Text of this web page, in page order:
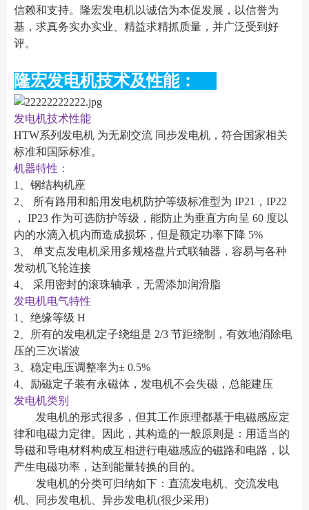
信赖和支持。隆宏发电机以诚信为本促发展，以信誉为
基，求真务实办实业、精益求精抓质量，并广泛受到好
评。
隆宏发电机技术及性能：
发电机技术性能
HTW系列发电机 为无刷交流 同步发电机，符合国家相关
标准和国际标准。
机器特性：
1、钢结构机座
2、 所有路用和船用发电机防护等级标准型为 IP21，IP22
， IP23 作为可选防护等级，能防止为垂直方向呈 60 度以
内的水滴入机内而造成损坏，但是额定功率下降 5%
3、 单支点发电机采用多规格盘片式联轴器，容易与各种
发动机飞轮连接
4、 采用密封的滚珠轴承，无需添加润滑脂
发电机电气特性
1、绝缘等级 H
2、所有的发电机定子绕组是 2/3 节距绕制，有效地消除电
压的三次谐波
3、稳定电压调整率为± 0.5%
4、励磁定子装有永磁体，发电机不会失磁，总能建压
发电机类别
发电机的形式很多，但其工作原理都基于电磁感应定
律和电磁力定律。因此，其构造的一般原则是：用适当的
导磁和导电材料构成互相进行电磁感应的磁路和电路，以
产生电磁功率，达到能量转换的目的。
发电机的分类可归纳如下：直流发电机、交流发电
机、同步发电机、异步发电机(很少采用)